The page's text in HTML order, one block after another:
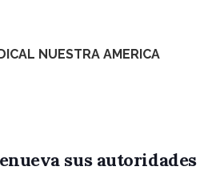
NUESTRA AMERICA
sus autoridades